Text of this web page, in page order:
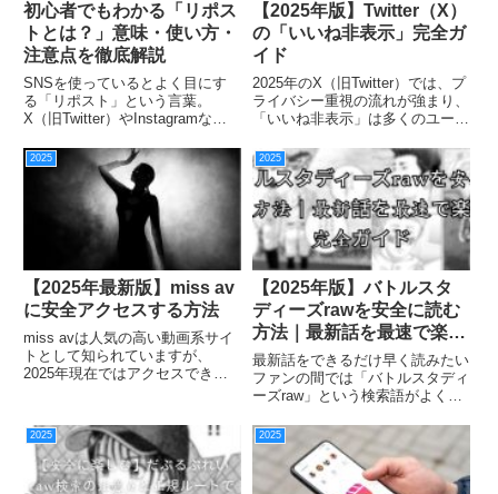
初心者でもわかる「リポス
トとは？」意味・使い方・
注意点を徹底解説
SNSを使っているとよく目にす
る「リポスト」という言葉。
X（旧Twitter）やInstagramな
れている機能ですが、具体的に何
を指し、どのように使うのか曖昧
な人も多いでしょう。この記事で
は、リポストとは何か...
【2025年版】Twitter（X）
の「いいね非表示」完全ガ
イド
2025年のX（旧Twitter）では、プ
ライバシー重視の流れが強まり、
「いいね非表示」は多くのユーザ
ました。本記事では、Twitter い
いね 非表示を中心に、X いいね
見れない・Twitter いいね 公...
2025
【2025年最新版】miss av
に安全アクセスする方法
miss avは人気の高い動画系サイ
トとして知られていますが、
2025年現在ではアクセスできな
らないといった声が増えていま
す。この記事では、miss avの基
礎情報からアクセス障害の...
2025
【2025年版】バトルスタ
ディーズrawを安全に読む
方法｜最新話を最速で楽し
む完全ガイド
最新話をできるだけ早く読みたい
ファンの間では「バトルスタディ
ーズraw」という検索語がよく使
うキーワードには誤解されやすい
意味があり、検索する際にはリス
クが伴う点も存在します。本記事
では、バトルスタディーズ最...
2025 2025